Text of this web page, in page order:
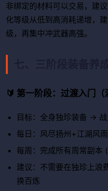
非绑定的材料可以交易，建
化等级从低到高消耗递增，
级，再集中冲武器高强。
🔰 第一阶段：过渡入门（
目标：全身独珍装备 →
每日：风尽扬州+江湖风
每周：完成所有周常副本
建议：不需要在独珍上浪
换百炼